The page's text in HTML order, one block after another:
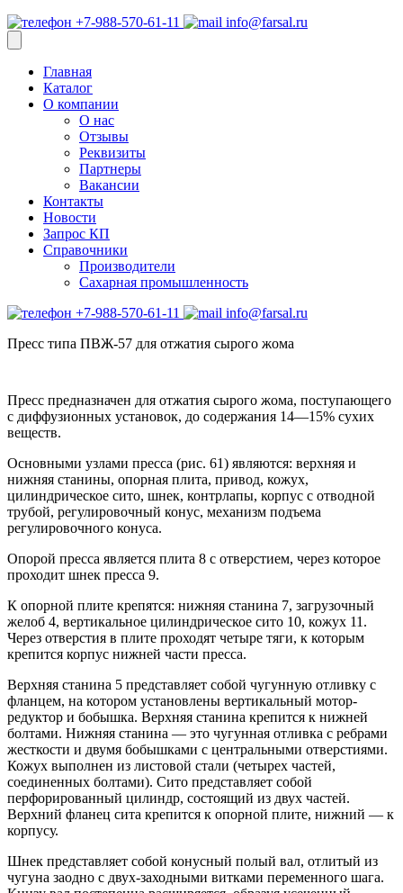
+7-988-570-61-11
info@farsal.ru
Главная
Каталог
О компании
О нас
Отзывы
Реквизиты
Партнеры
Вакансии
Контакты
Новости
Запрос КП
Справочники
Производители
Сахарная промышленность
+7-988-570-61-11
info@farsal.ru
Пресс типа ПВЖ-57 для отжатия сырого жома
Пресс предназначен для отжатия сырого жома, поступающего
с диффузионных установок, до содержания 14—15% сухих
веществ.
Основными узлами пресса (рис. 61) являются: верхняя и
нижняя станины, опорная плита, привод, кожух,
цилиндрическое сито, шнек, контрлапы, корпус с отводной
трубой, регулировочный конус, механизм подъема
регулировочного конуса.
Опорой пресса является плита 8 с отверстием, через которое
проходит шнек пресса 9.
К опорной плите крепятся: нижняя станина 7, загрузочный
желоб 4, вертикальное цилиндрическое сито 10, кожух 11.
Через отверстия в плите проходят четыре тяги, к которым
крепится корпус нижней части пресса.
Верхняя станина 5 представляет собой чугунную отливку с
фланцем, на котором установлены вертикальный мотор-
редуктор и бобышка. Верхняя станина крепится к нижней
болтами. Нижняя станина — это чугунная отливка с ребрами
жесткости и двумя бобышками с центральными отверстиями.
Кожух выполнен из листовой стали (четырех частей,
соединенных болтами). Сито представляет собой
перфорированный цилиндр, состоящий из двух частей.
Верхний фланец сита крепится к опорной плите, нижний — к
корпусу.
Шнек представляет собой конусный полый вал, отлитый из
чугуна заодно с двух-заходными витками переменного шага.